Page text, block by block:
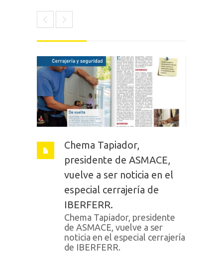
Chema Tapiador,
presidente de ASMACE,
vuelve a ser noticia en el
especial cerrajería de
IBERFERR.
Chema Tapiador, presidente
de ASMACE, vuelve a ser
noticia en el especial cerrajería
de IBERFERR.